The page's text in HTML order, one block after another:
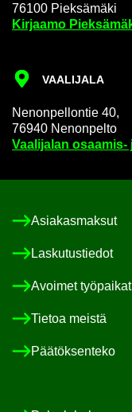
76100 Piek­sä­mä­ki
Kir­jaa­mo
VAA­LI­JA­LA
Ne­non­pel­lon­tie 40,
76940 Ne­non­pel­to
Vaa­li­ja­lan
Asia­kas­mak­sut
Las­ku­tus­tie­dot
Avoi­met työ­pai­kat
Tie­toa meis­tä
Pää­tök­sen­te­ko